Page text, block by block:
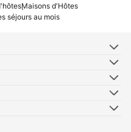
Maisons d'Hôtes
séjours au mois